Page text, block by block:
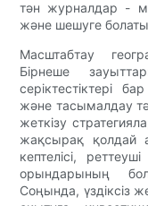
тән журналдар -
және шешуге
Масштабтау
Бірнеше
серіктестіктері
және тасымалдау
жеткізу
жақсырақ қолдай
кептелісі,
орындарының
Соңында, үздіксіз